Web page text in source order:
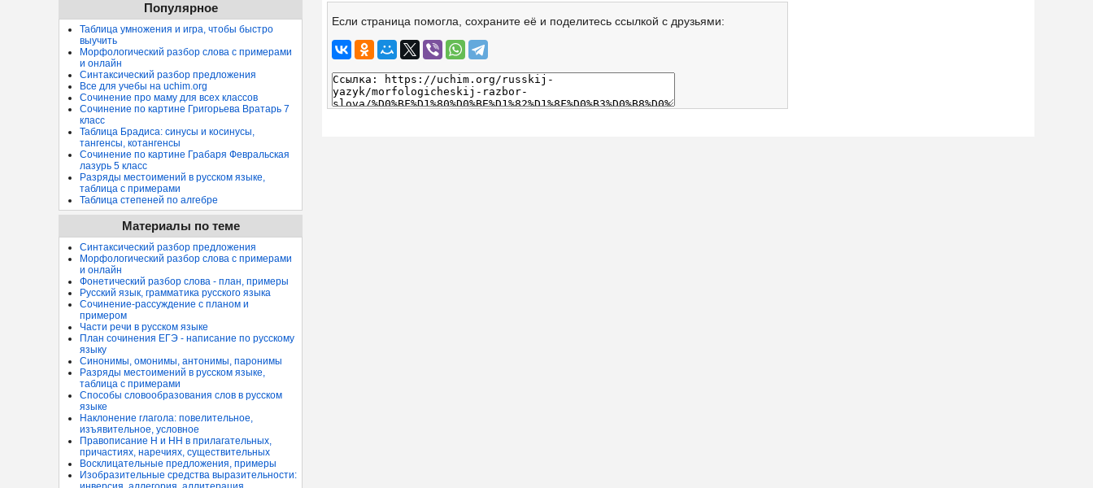
Если страница помогла, сохраните её и поделитесь ссылкой с друзьями:
Популярное
Таблица умножения и игра, чтобы быстро
выучить
Морфологический разбор слова с примерами
и онлайн
Синтаксический разбор предложения
Все для учебы на uchim.org
Сочинение про маму для всех классов
Сочинение по картине Григорьева Вратарь 7
класс
Таблица Брадиса: синусы и косинусы,
тангенсы, котангенсы
Сочинение по картине Грабаря Февральская
лазурь 5 класс
Разряды местоимений в русском языке,
таблица с примерами
Таблица степеней по алгебре
Материалы по теме
Синтаксический разбор предложения
Морфологический разбор слова с примерами
и онлайн
Фонетический разбор слова - план, примеры
Русский язык, грамматика русского языка
Сочинение-рассуждение с планом и
примером
Части речи в русском языке
План сочинения ЕГЭ - написание по русскому
языку
Синонимы, омонимы, антонимы, паронимы
Разряды местоимений в русском языке,
таблица с примерами
Способы словообразования слов в русском
языке
Наклонение глагола: повелительное,
изъявительное, условное
Правописание Н и НН в прилагательных,
причастиях, наречиях, существительных
Восклицательные предложения, примеры
Изобразительные средства выразительности: